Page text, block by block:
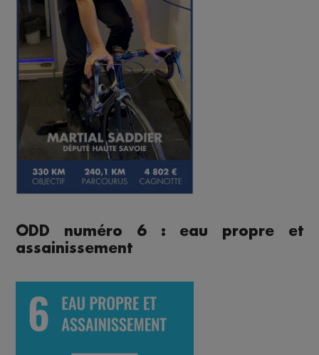
ODD numéro 6 : eau propre et
assainissement